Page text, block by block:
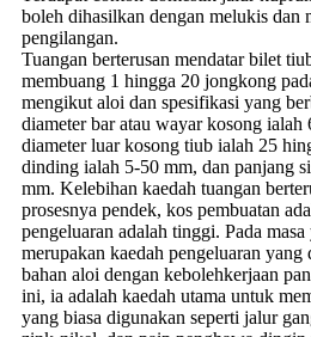
boleh dihasilkan dengan melukis dan
pengilangan.
Tuangan berterusan mendatar bilet
membuang 1 hingga 20 jongkong
mengikut aloi dan spesifikasi yang
diameter bar atau wayar kosong ialah
diameter luar kosong tiub ialah 25
dinding ialah 5-50 mm, dan panjang
mm. Kelebihan kaedah tuangan
prosesnya pendek, kos pembuatan
pengeluaran adalah tinggi. Pada
merupakan kaedah pengeluaran
bahan aloi dengan kebolehkerjaan
ini, ia adalah kaedah utama untuk
yang biasa digunakan seperti jalur